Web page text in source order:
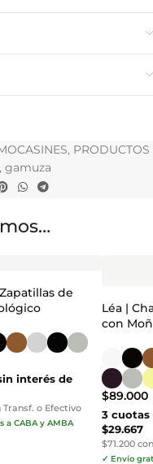
, PRODUCTOS
gamuza
de
interés de
Transf. o Efectivo
a CABA y AMBA
Léa |
con
$89.000
3 cuotas
$29.667
$71.200
✓ Envío